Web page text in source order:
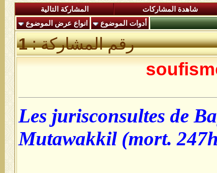
شاهدة المشاركات
المشاركة التالية
أدوات الموضوع
انواع عرض الموضوع
رقم المشاركة :1
Les jurisconsultes de
Mutawakkil (mort.